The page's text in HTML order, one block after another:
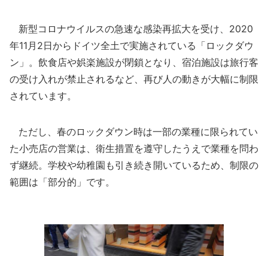
新型コロナウイルスの急速な感染再拡大を受け、2020
年11月2日からドイツ全土で実施されている「ロックダウ
ン」。飲食店や娯楽施設が閉鎖となり、宿泊施設は旅行客
の受け入れが禁止されるなど、再び人の動きが大幅に制限
されています。
ただし、春のロックダウン時は一部の業種に限られてい
た小売店の営業は、衛生措置を遵守したうえで業種を問わ
ず継続。学校や幼稚園も引き続き開いているため、制限の
範囲は「部分的」です。